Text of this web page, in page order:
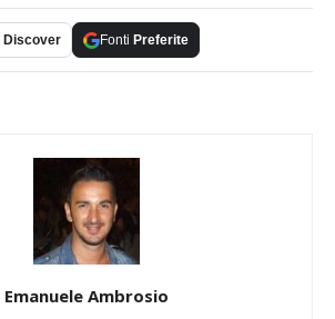
Discover Fonti Preferite
Emanuele Ambrosio